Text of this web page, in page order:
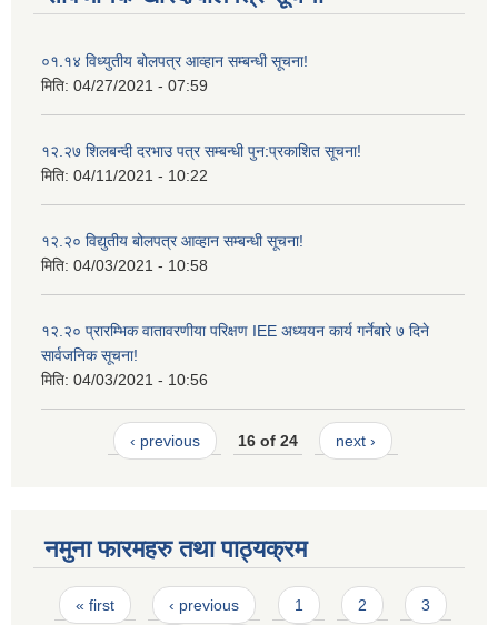
०१.१४ विध्युतीय बोलपत्र आव्हान सम्बन्धी सूचना!
मिति: 04/27/2021 - 07:59
१२.२७ शिलबन्दी दरभाउ पत्र सम्बन्धी पुन:प्रकाशित सूचना!
मिति: 04/11/2021 - 10:22
१२.२० विद्युतीय बोलपत्र आव्हान सम्बन्धी सूचना!
मिति: 04/03/2021 - 10:58
१२.२० प्रारम्भिक वातावरणीया परिक्षण IEE अध्ययन कार्य गर्नेबारे ७ दिने
सार्वजनिक सूचना!
मिति: 04/03/2021 - 10:56
‹ previous 16 of 24 next ›
नमुना फारमहरु तथा पाठ्यक्रम
Pages
« first ‹ previous 1 2 3